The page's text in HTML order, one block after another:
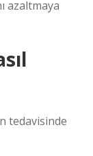
azaltmaya
tedavisinde